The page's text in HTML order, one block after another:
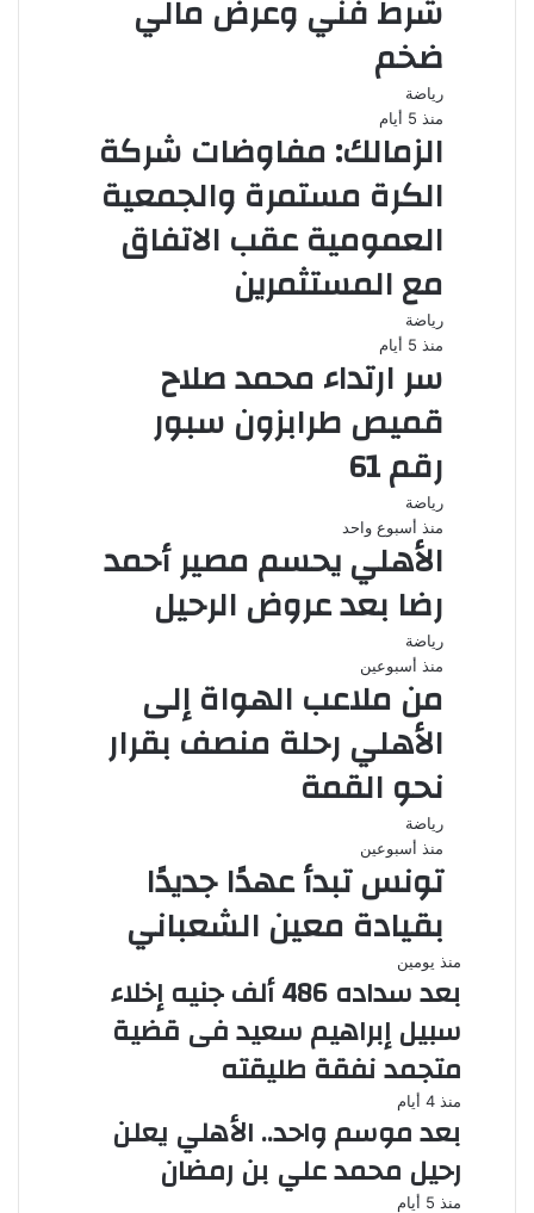
شرط فني وعرض مالي
ضخم
رياضة
منذ 5 أيام
الزمالك: مفاوضات شركة
الكرة مستمرة والجمعية
العمومية عقب الاتفاق
مع المستثمرين
رياضة
منذ 5 أيام
سر ارتداء محمد صلاح
قميص طرابزون سبور
رقم 61
رياضة
منذ أسبوع واحد
الأهلي يحسم مصير أحمد
رضا بعد عروض الرحيل
رياضة
منذ أسبوعين
من ملاعب الهواة إلى
الأهلي رحلة منصف بقرار
نحو القمة
رياضة
منذ أسبوعين
تونس تبدأ عهدًا جديدًا
بقيادة معين الشعباني
منذ يومين
بعد سداده 486 ألف جنيه إخلاء
سبيل إبراهيم سعيد فى قضية
متجمد نفقة طليقته
منذ 4 أيام
بعد موسم واحد.. الأهلي يعلن
رحيل محمد علي بن رمضان
منذ 5 أيام